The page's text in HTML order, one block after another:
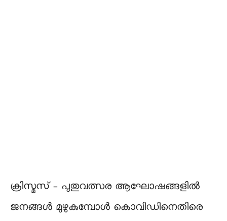
ക്രിസ്മസ് – പുതുവത്സര ആഘോഷങ്ങളിൽ
ജനങ്ങൾ മുഴുകുമ്പോൾ കൊവിഡിനെതിരെ